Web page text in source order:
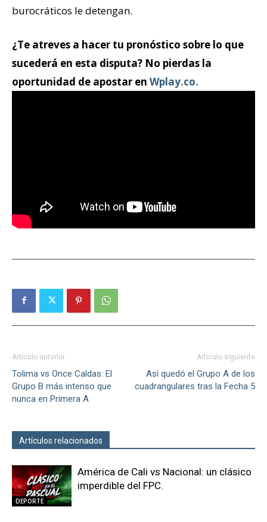
burocráticos le detengan.
¿Te atreves a hacer tu pronóstico sobre lo que
sucederá en esta disputa? No pierdas la
oportunidad de apostar en Wplay.co.
Artículo anterior
Tolima vs Once Caldas: El
Grupo B más intenso que
nunca en Primera A
Artículo siguiente
Así quedó el Grupo A de los
cuadrangulares tras la Fecha 5
Artículos relacionados
DEPORTE
América de Cali vs Nacional: un clásico
imperdible del FPC.